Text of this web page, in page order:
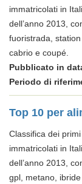
immatricolati in
dell’anno 2013,
fuoristrada,
cabrio e coupé.
Pubblicato in
Periodo di
Top 10 per
Classifica dei
immatricolati in
dell’anno 2013,
gpl, metano,